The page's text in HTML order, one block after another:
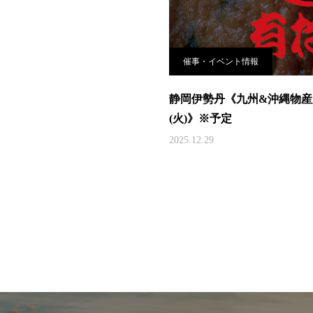
催事・イベント情報
静岡伊勢丹《九州&沖縄物
(火)》※予定
2025.12.29